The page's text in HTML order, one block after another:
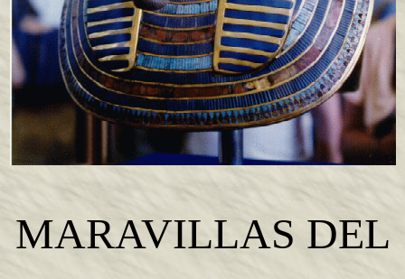
MARAVILLAS DEL